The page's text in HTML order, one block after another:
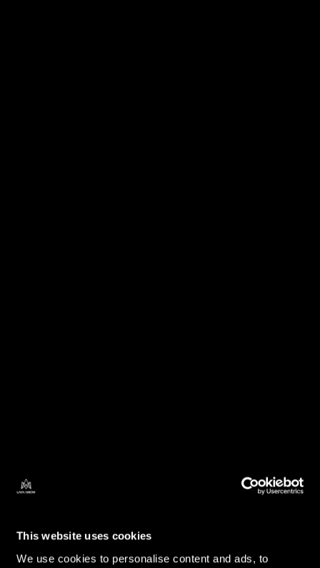
This website uses cookies
We use cookies to personalise content and ads, to
DESCUBRE TESOROS VOLCÁNICOS